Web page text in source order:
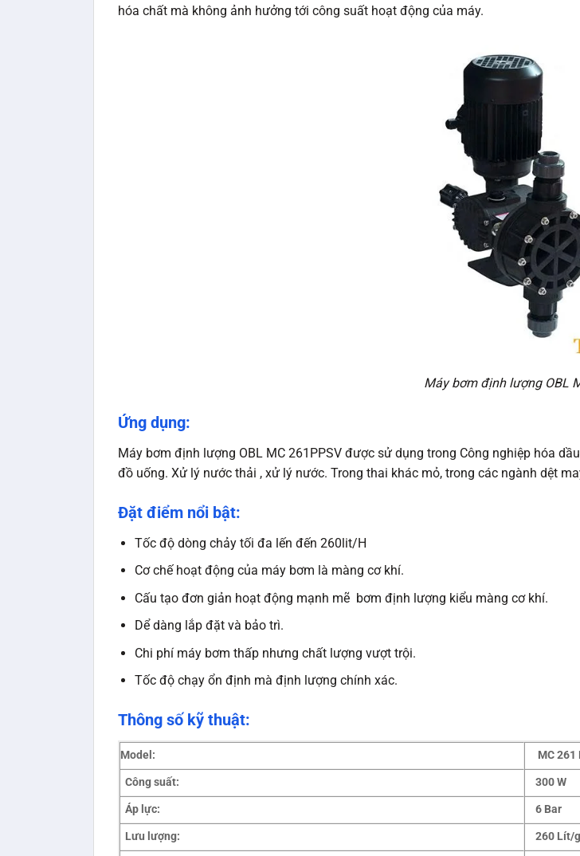
hóa chất mà không ảnh hưởng tới công suất hoạt động của máy.
Máy bơm định lượng OBL
Ứng dụng:
Máy bơm định lượng OBL MC 261PPSV được sử dụng trong Công nghiệp hóa
đồ uống. Xử lý nước thải , xử lý nước. Trong thai khác mỏ, trong các ngành dệt
Đặt điểm nổi bật:
Tốc độ dòng chảy tối đa lến đến 260lit/H
Cơ chế hoạt động của máy bơm là màng cơ khí.
Cấu tạo đơn giản hoạt động mạnh mẽ bơm định lượng kiểu màng cơ khí.
Dể dàng lắp đặt và bảo trì.
Chi phí máy bơm thấp nhưng chất lượng vượt trội.
Tốc độ chạy ổn định mà định lượng chính xác.
Thông số kỹ thuật:
Model:
MC 261
Công suất:
300 W
Áp lực:
6 Bar
Lưu lượng:
260 Lít/